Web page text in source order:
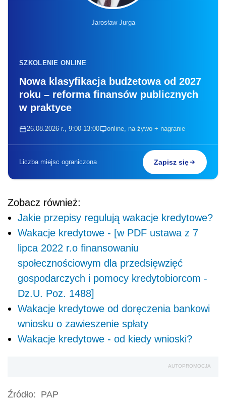
Jarosław Jurga
SZKOLENIE ONLINE
Nowa klasyfikacja budżetowa od 2027
roku – reforma finansów publicznych
w praktyce
26.08.2026 r., 9:00-13:00 online, na żywo + nagranie
Liczba miejsc ograniczona Zapisz się
Zobacz również:
Jakie przepisy regulują wakacje kredytowe?
Wakacje kredytowe - [w PDF ustawa z 7
lipca 2022 r.o finansowaniu
społecznościowym dla przedsięwzięć
gospodarczych i pomocy kredytobiorcom -
Dz.U. Poz. 1488]
Wakacje kredytowe od doręczenia bankowi
wniosku o zawieszenie spłaty
Wakacje kredytowe - od kiedy wnioski?
AUTOPROMOCJA
Źródło: PAP